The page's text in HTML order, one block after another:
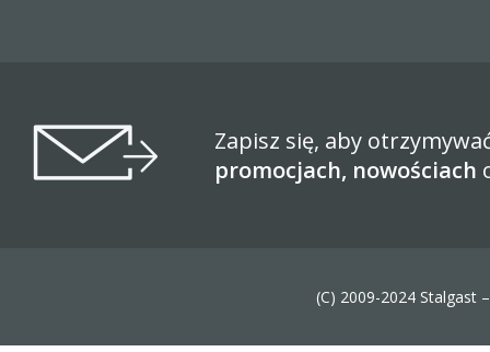
Zapisz się, aby
promocjach, nowościach
(C) 2009-2024 Stalgast